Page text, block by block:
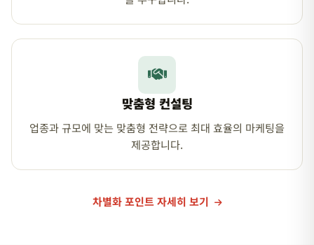
맞춤형 컨설팅
업종과 규모에 맞는 맞춤형 전략으로 최대 효율의 마케팅을
제공합니다.
차별화 포인트 자세히 보기